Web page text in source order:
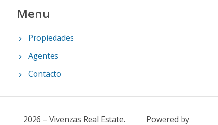
Menu
Propiedades
Agentes
Contacto
2026 – Vivenzas Real Estate. Powered by